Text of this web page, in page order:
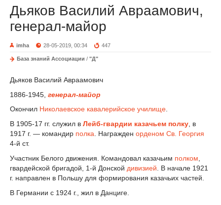
Дьяков Василий Авраамович,
генерал-майор
imha 28-05-2019, 00:34 447
База знаний Ассоциации / "Д"
Дьяков Василий Авраамович
1886-1945, генерал-майор
Окончил Николаевское кавалерийское училище.
В 1905-17 гг. служил в Лейб-гвардии казачьем полку , в
1917 г. — командир полка . Награжден орденом Св. Георгия
4-й ст.
Участник Белого движения. Командовал казачьим полком
гвардейской бригадой, 1-й Донской дивизией . В начале 1921
г. направлен в Польшу для формирования казачьих частей.
В Германии с 1924 г., жил в Данциге.